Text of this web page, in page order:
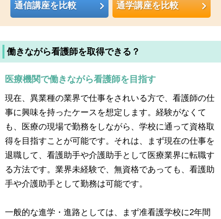
通信講座を比較 通学講座を比較
働きながら看護師を取得できる？
医療機関で働きながら看護師を目指す
現在、異業種の業界で仕事をされいる方で、看護師の仕
事に興味を持ったケースを想定します。経験がなくて
も、医療の現場で勤務をしながら、学校に通って資格取
得を目指すことが可能です。それは、まず現在の仕事を
退職して、看護助手や介護助手として医療業界に転職す
る方法です。業界未経験で、無資格であっても、看護助
手や介護助手として勤務は可能です。
一般的な進学・進路としては、まず准看護学校に2年間